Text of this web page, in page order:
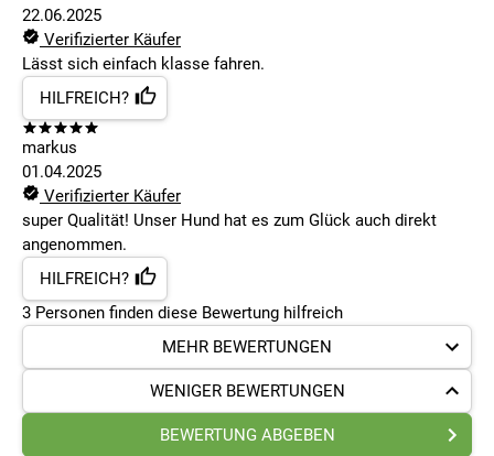
22.06.2025
Verifizierter Käufer
Lässt sich einfach klasse fahren.
HILFREICH?
markus
01.04.2025
Verifizierter Käufer
super Qualität! Unser Hund hat es zum Glück auch direkt
angenommen.
HILFREICH?
3 Personen finden diese Bewertung hilfreich
MEHR BEWERTUNGEN
WENIGER BEWERTUNGEN
BEWERTUNG ABGEBEN